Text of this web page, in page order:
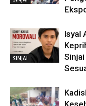
SINJAI
Isyal